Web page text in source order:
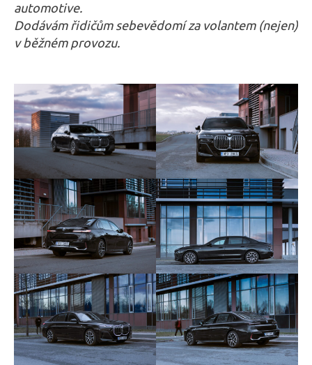
automotive.
Dodávám řidičům sebevědomí za volantem (nejen)
v běžném provozu.